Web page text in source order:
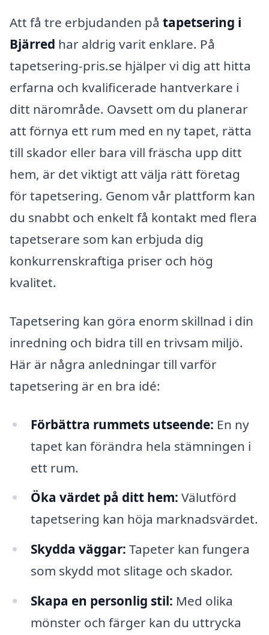
Att få tre erbjudanden på tapetsering i
Bjärred har aldrig varit enklare. På
tapetsering-pris.se hjälper vi dig att hitta
erfarna och kvalificerade hantverkare i
ditt närområde. Oavsett om du planerar
att förnya ett rum med en ny tapet, rätta
till skador eller bara vill fräscha upp ditt
hem, är det viktigt att välja rätt företag
för tapetsering. Genom vår plattform kan
du snabbt och enkelt få kontakt med flera
tapetserare som kan erbjuda dig
konkurrenskraftiga priser och hög
kvalitet.
Tapetsering kan göra enorm skillnad i din
inredning och bidra till en trivsam miljö.
Här är några anledningar till varför
tapetsering är en bra idé:
Förbättra rummets utseende: En ny
tapet kan förändra hela stämningen i
ett rum.
Öka värdet på ditt hem: Välutförd
tapetsering kan höja marknadsvärdet.
Skydda väggar: Tapeter kan fungera
som skydd mot slitage och skador.
Skapa en personlig stil: Med olika
mönster och färger kan du uttrycka